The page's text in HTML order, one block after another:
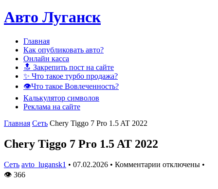
Авто Луганск
Главная
Как опубликовать авто?
Онлайн касса
🔝 Закрепить пост на сайте
✨ Что такое турбо продажа?
👁️Что такое Вовлеченность?
Калькулятор символов
Реклама на сайте
Главная Сеть Chery Tiggo 7 Pro 1.5 AT 2022
Chery Tiggo 7 Pro 1.5 AT 2022
Сеть avto_lugansk1 • 07.02.2026 • Комментарии отключены •
👁 366